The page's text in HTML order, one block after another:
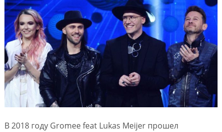
В 2018 году Gromee feat Lukas Meijer прошел